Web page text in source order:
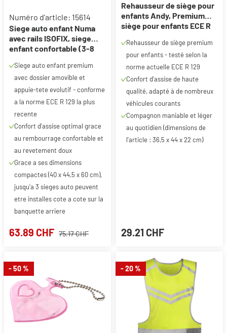
Numéro d'article: 15614
Siege auto enfant Numa
avec rails ISOFIX, siege
enfant confortable (3-8
auto 2in1 avec dossier
amovible et appui-tete
reglable ECE R 129 certifie
noir
Siege auto enfant premium
avec dossier amovible et
appuie-tete evolutif - conforme
a la norme ECE R 129 la plus
recente
Confort d'assise optimal grace
au rembourrage confortable et
au revetement doux
Grace a ses dimensions
compactes (40 x 44,5 x 60 cm),
jusqu'a 3 sieges auto peuvent
etre installes cote a cote sur la
banquette arriere
63.89 CHF 75.17 CHF
Rehausseur de siège pour
enfants Andy, Premium
siège pour enfants ECE R
Rehausseur de siège premium
pour enfants - testé selon la
norme actuelle ECE R 129
Confort d'assise de haute
qualité, adapté à de nombreux
véhicules courants
Compagnon maniable et léger
au quotidien (dimensions de
l'article : 36,5 x 44 x 22 cm)
29.21 CHF
- 50 % - 20 %